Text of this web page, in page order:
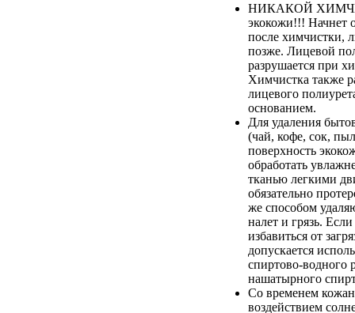
НИКАКОЙ
экокожи!!! Начнет
после химчистки,
позже. Лицевой
разрушается при
Химчистка также
лицевого
основанием.
Для удаления
(чай, кофе, сок,
поверхность
обработать
тканью легкими
обязательно
же способом
налет и грязь.
избавиться от
допускается
спиртово-водного
нашатырного
Со временем
воздействием